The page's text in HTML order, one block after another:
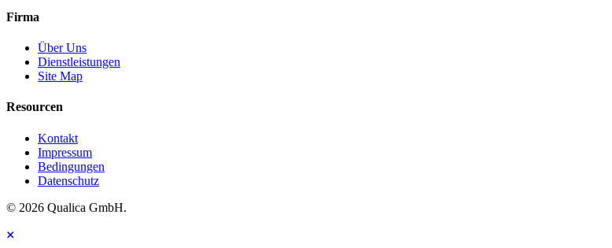
Firma
Über Uns
Dienstleistungen
Site Map
Resourcen
Kontakt
Impressum
Bedingungen
Datenschutz
© 2026 Qualica GmbH.